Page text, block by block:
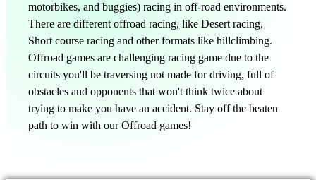
motorbikes, and buggies) racing in off-road environments.
There are different offroad racing, like Desert racing,
Short course racing and other formats like hillclimbing.
Offroad games are challenging racing game due to the
circuits you'll be traversing not made for driving, full of
obstacles and opponents that won't think twice about
trying to make you have an accident. Stay off the beaten
path to win with our Offroad games!